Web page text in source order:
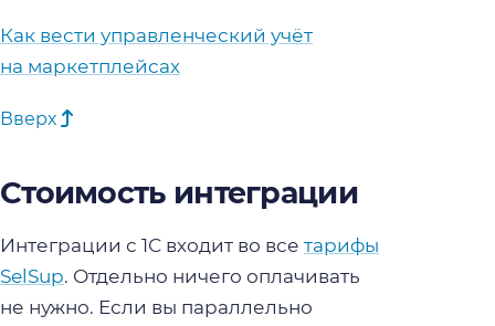
Как вести управленческий учёт
на маркетплейсах
Вверх
Стоимость интеграции
Интеграции с 1С входит во все тарифы
SelSup. Отдельно ничего оплачивать
не нужно. Если вы параллельно